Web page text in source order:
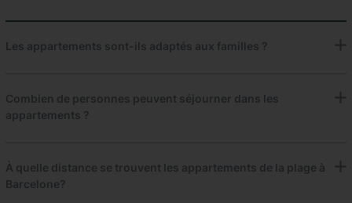
Les appartements sont-ils adaptés aux familles ?
Combien de personnes peuvent séjourner dans les
appartements ?
À quelle distance se trouvent les appartements de la plage à
Barcelone?